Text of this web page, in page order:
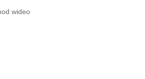
wideo